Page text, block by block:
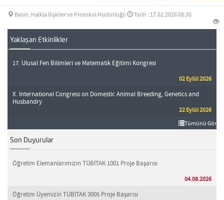
Basın, Halkla İlişkiler ve Protokol Müdürlüğü Tarih : 17.02.2026 08:30
Yaklaşan Etkinlikler
17. Ulusal Fen Bilimleri ve Matematik Eğitimi Kongresi
02 Eylül 2026
X. International Congress on Domestic Animal Breeding, Genetics and
Husbandry
22 Eylül 2026
Tümünü Gör
Son Duyurular
Öğretim Elemanlarımızın TÜBİTAK 1001 Proje Başarısı
04.08.2026
Öğretim Üyemizin TÜBİTAK 3005 Proje Başarısı